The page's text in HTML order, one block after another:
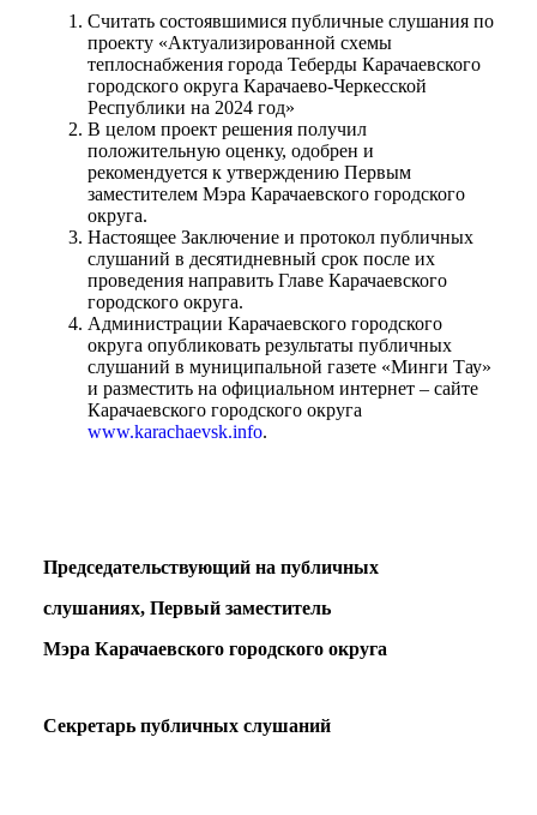
Считать состоявшимися публичные слушания по
проекту «Актуализированной схемы
теплоснабжения города Теберды Карачаевского
городского округа Карачаево-Черкесской
Республики на 2024 год»
В целом проект решения получил
положительную оценку, одобрен и
рекомендуется к утверждению Первым
заместителем Мэра Карачаевского городского
округа.
Настоящее Заключение и протокол публичных
слушаний в десятидневный срок после их
проведения направить Главе Карачаевского
городского округа.
Администрации Карачаевского городского
округа опубликовать результаты публичных
слушаний в муниципальной газете «Минги Тау»
и разместить на официальном интернет – сайте
Карачаевского городского округа
www.karachaevsk.info.
Председательствующий на публичных
слушаниях, Первый заместитель
Мэра Карачаевского городского округа
Секретарь публичных слушаний
Администрация
Туризм